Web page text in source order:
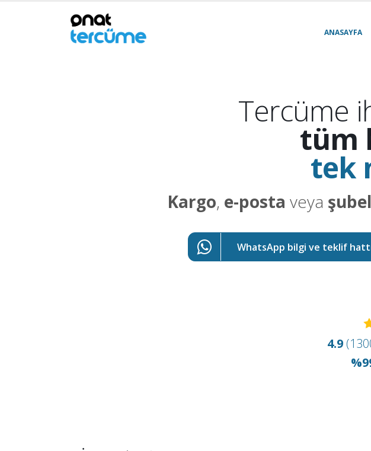
ANASAYFA
Tercüme
tüm
tek
Kargo, e-posta veya
WhatsApp bilgi ve teklif
4.9